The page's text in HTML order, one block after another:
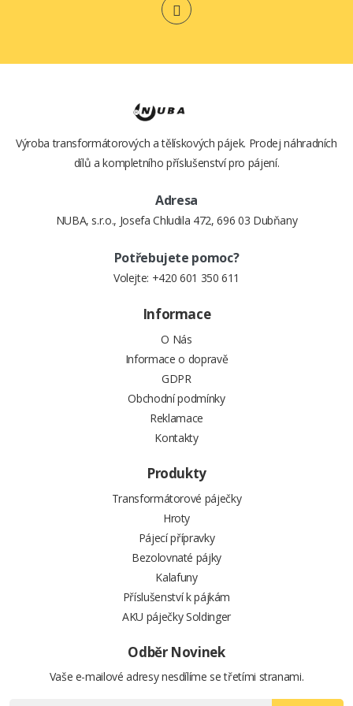
870,- Kč
Výroba transformátorových a tělískových pájek. Prodej náhradních
dílů a kompletního příslušenství pro pájení.
Adresa
NUBA, s.r.o., Josefa Chludila 472, 696 03 Dubňany
Potřebujete pomoc?
Volejte: +420 601 350 611
Informace
O Nás
Informace o dopravě
GDPR
Obchodní podmínky
Reklamace
Kontakty
Produkty
Transformátorové páječky
Hroty
Pájecí přípravky
Bezolovnaté pájky
Kalafuny
Příslušenství k pájkám
AKU páječky Soldinger
Odběr Novinek
Vaše e-mailové adresy nesdílíme se třetími stranami.